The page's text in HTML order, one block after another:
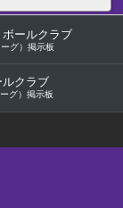
ールクラブ
グ）掲示板
クラブ
グ）掲示板